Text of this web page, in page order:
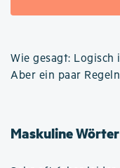
Wie gesagt: Logisch
Aber ein paar
Maskuline Wörter